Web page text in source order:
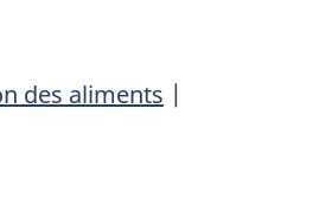
des aliments |